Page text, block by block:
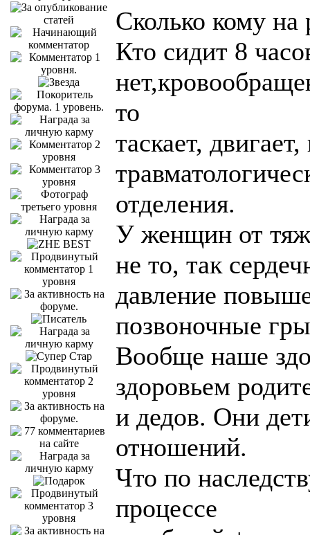
Сколько кому на
Кто сидит 8
то
таскает,
отделения.
У женщин от
не то, так
давление
позвоночные
Вообще наше
здоровьем
и дедов. Они
отношений.
Что по
процессе